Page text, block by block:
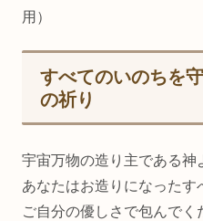
用）
すべてのいのちを
の祈り
宇宙万物の造り主である神
あなたはお造りになったす
ご自分の優しさで包んでく